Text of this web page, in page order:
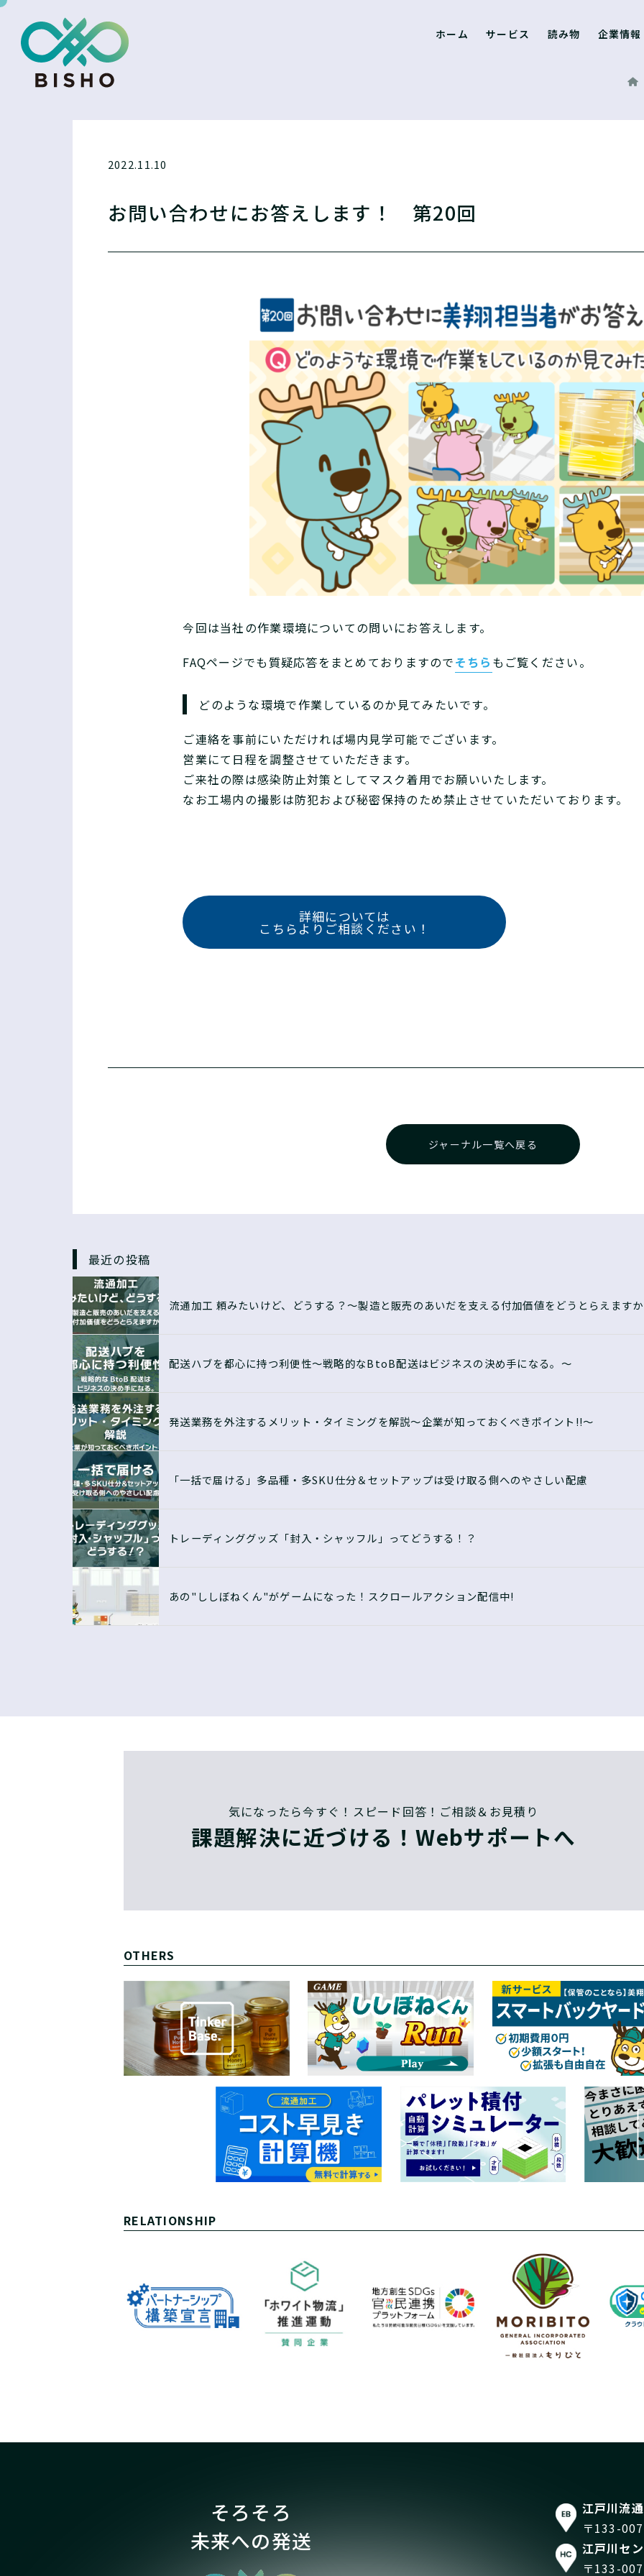
ホーム サービス 読み物 企業情報
2022.11.10
お問い合わせにお答えします！ 第20回
今回は当社の作業環境についての問いにお答えします。
FAQページでも質疑応答をまとめておりますのでそちら もご覧ください。
どのような環境で作業しているのか見てみたいです。
ご連絡を事前にいただければ場内見学可能でございます。
営業にて日程を調整させていただきます。
ご来社の際は感染防止対策としてマスク着用でお願いいたします。
なお工場内の撮影は防犯および秘密保持のため禁止させていただいております。
詳細については
こちらよりご相談ください！
ジャーナル一覧へ戻る
最近の投稿
流通加工 頼みたいけど、どうする？〜製造と販売のあいだを支える付加価値をどうとらえます
配送ハブを都心に持つ利便性〜戦略的なBtoB配送はビジネスの決め手になる。〜
発送業務を外注するメリット・タイミングを解説〜企業が知っておくべきポイント!!〜
「一括で届ける」多品種・多SKU仕分＆セットアップは受け取る側へのやさしい配慮
トレーディンググッズ「封入・シャッフル」ってどうする！？
あの"ししぼねくん"がゲームになった！スクロールアクション配信中!
気になったら今すぐ！スピード回答！ご相談＆お見積り
課題解決に近づける！Webサポートへ
OTHERS
RELATIONSHIP
そろそろ
未来への発送
江戸川流
〒133-
江戸川セ
〒133-